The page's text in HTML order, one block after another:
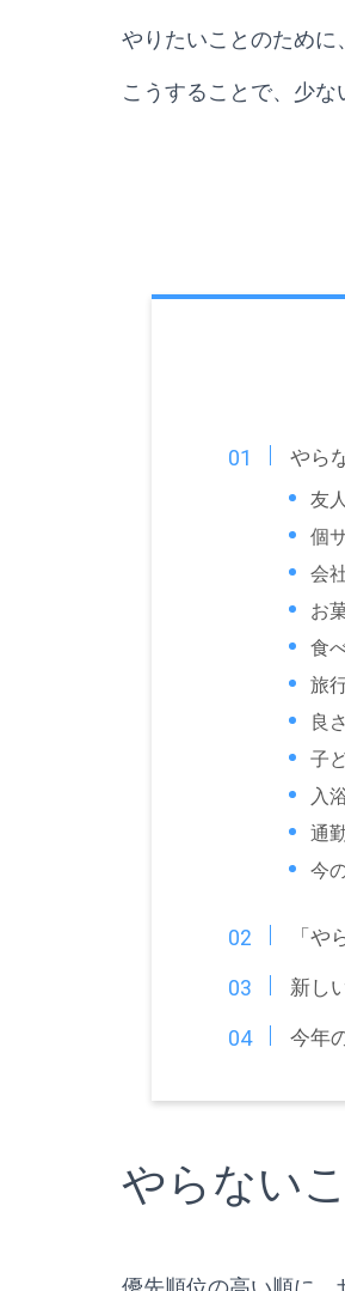
やりたいことのために
こうすることで、少な
やら
友
個
会
お
食
旅
良
子
入
通
今
「
新し
今年
やらない